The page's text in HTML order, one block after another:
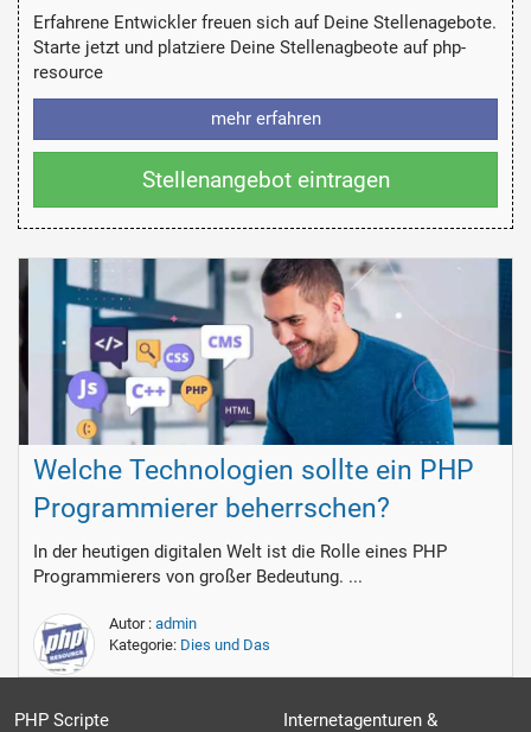
Erfahrene Entwickler freuen sich auf Deine Stellenagebote.
Starte jetzt und platziere Deine Stellenagbeote auf php-
resource
mehr erfahren
Stellenangebot eintragen
Welche Technologien sollte ein PHP
Programmierer beherrschen?
In der heutigen digitalen Welt ist die Rolle eines PHP
Programmierers von großer Bedeutung. ...
Autor : admin
Kategorie: Dies und Das
PHP Scripte
Internetagenturen &